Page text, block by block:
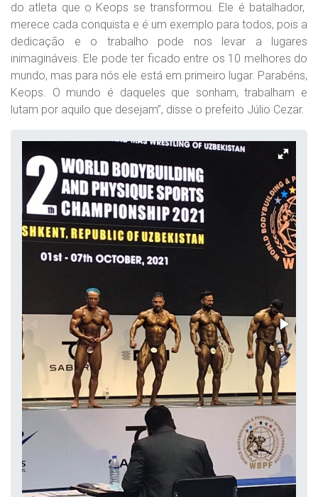
do atleta que o Keops se transformou. Ele é batalhador,
merece cada conquista e é um exemplo para todos, pois a
dedicação e o trabalho pode nos levar a lugares
inimagináveis. Ele pode ter ficado entre os 10 melhores do
mundo, mas para nós ele está em primeiro lugar. Parabéns,
Keops. O mundo é daqueles que sonham, trabalham e
lutam por aquilo que desejam”, disse o prefeito Júlio Cezar.